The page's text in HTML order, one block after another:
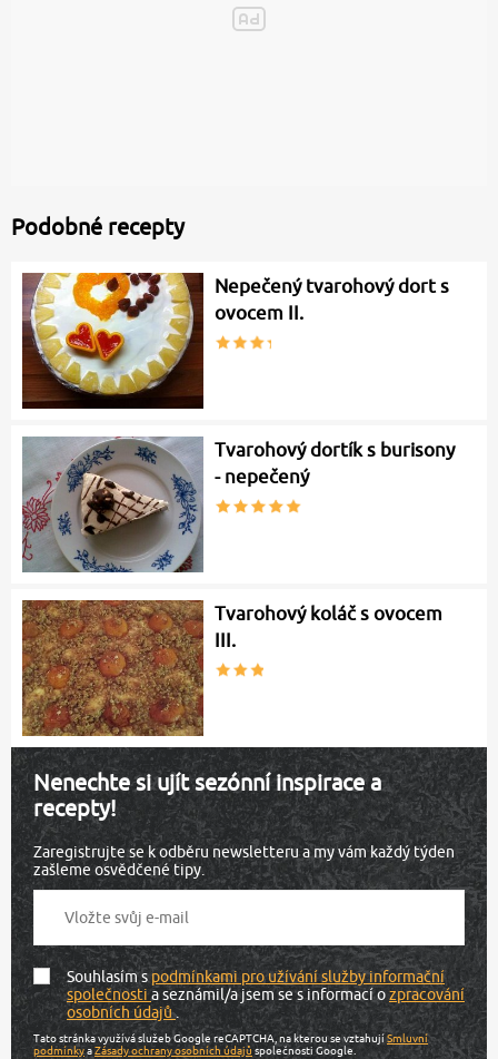
Podobné recepty
Nepečený tvarohový dort s
ovocem II.
Tvarohový dortík s burisony
- nepečený
Tvarohový koláč s ovocem
III.
Nenechte si ujít sezónní inspirace a
recepty!
Zaregistrujte se k odběru newsletteru a my vám každý týden
zašleme osvědčené tipy.
Souhlasím spodmínkami pro užívání služby informační
společnostia seznámil/a jsem se s informací ozpracování
osobních údajů.
Tato stránka využívá služeb Google reCAPTCHA, na kterou se vztahujíSmluvní
podmínkyaZásady ochrany osobních údajů společnosti Google.